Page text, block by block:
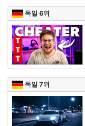
독일 6위
독일 7위